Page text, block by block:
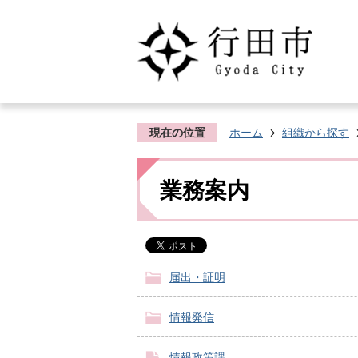
現在の位置 ホーム 組織から探す
業務案内
届出・証明
情報発信